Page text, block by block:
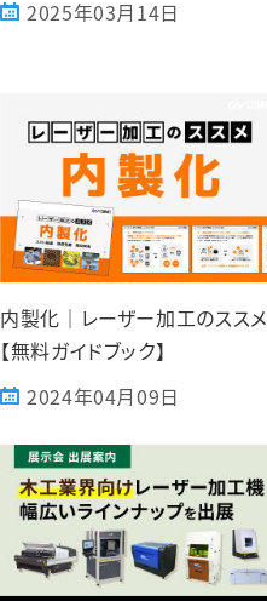
2025年03月14日
内製化｜レーザー加工のススメ
【無料ガイドブック】
2024年04月09日